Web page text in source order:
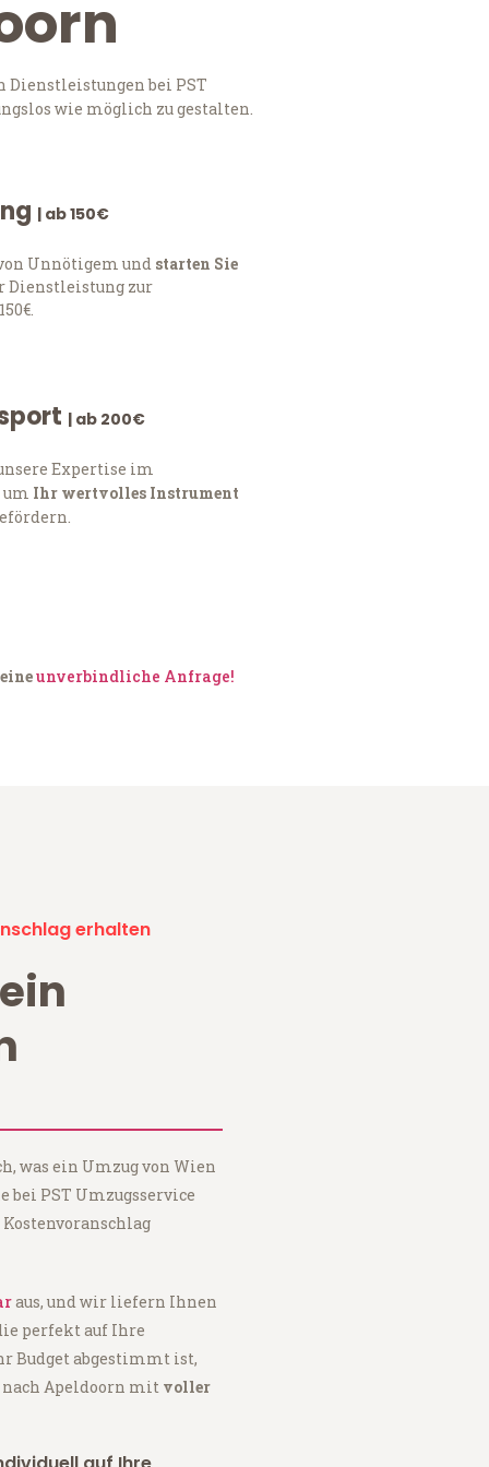
Dienstleistungen bei PST
wie möglich zu gestalten.
| ab 150€
Unnötigem und starten Sie
Dienstleistung zur
| ab 200€
Expertise im
um Ihr wertvolles Instrument
unverbindliche Anfrage!
erhalten
was ein Umzug von Wien
bei PST Umzugsservice
aus, und wir liefern Ihnen
perfekt auf Ihre
Budget abgestimmt ist,
nach Apeldoorn mit voller